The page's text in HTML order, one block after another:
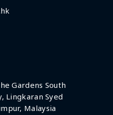
Gardens South
Lingkaran Syed
Malaysia